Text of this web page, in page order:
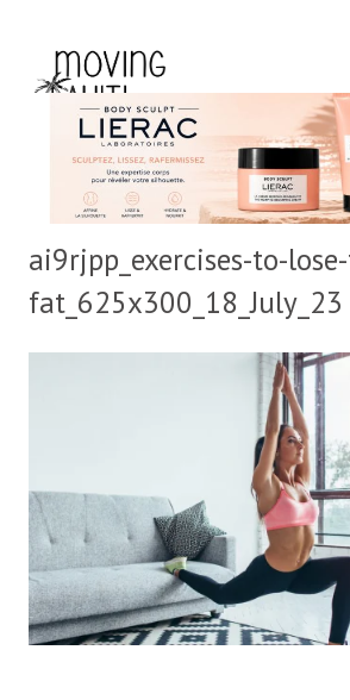
ai9rjpp_exercises-to-
fat_625x300_18_July_23